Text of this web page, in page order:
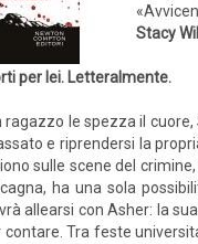
Stacy
per lei. Letteralmente.
ragazzo le spezza il
e riprendersi la
sulle scene del
ha una sola
allearsi con Asher: la
Tra feste